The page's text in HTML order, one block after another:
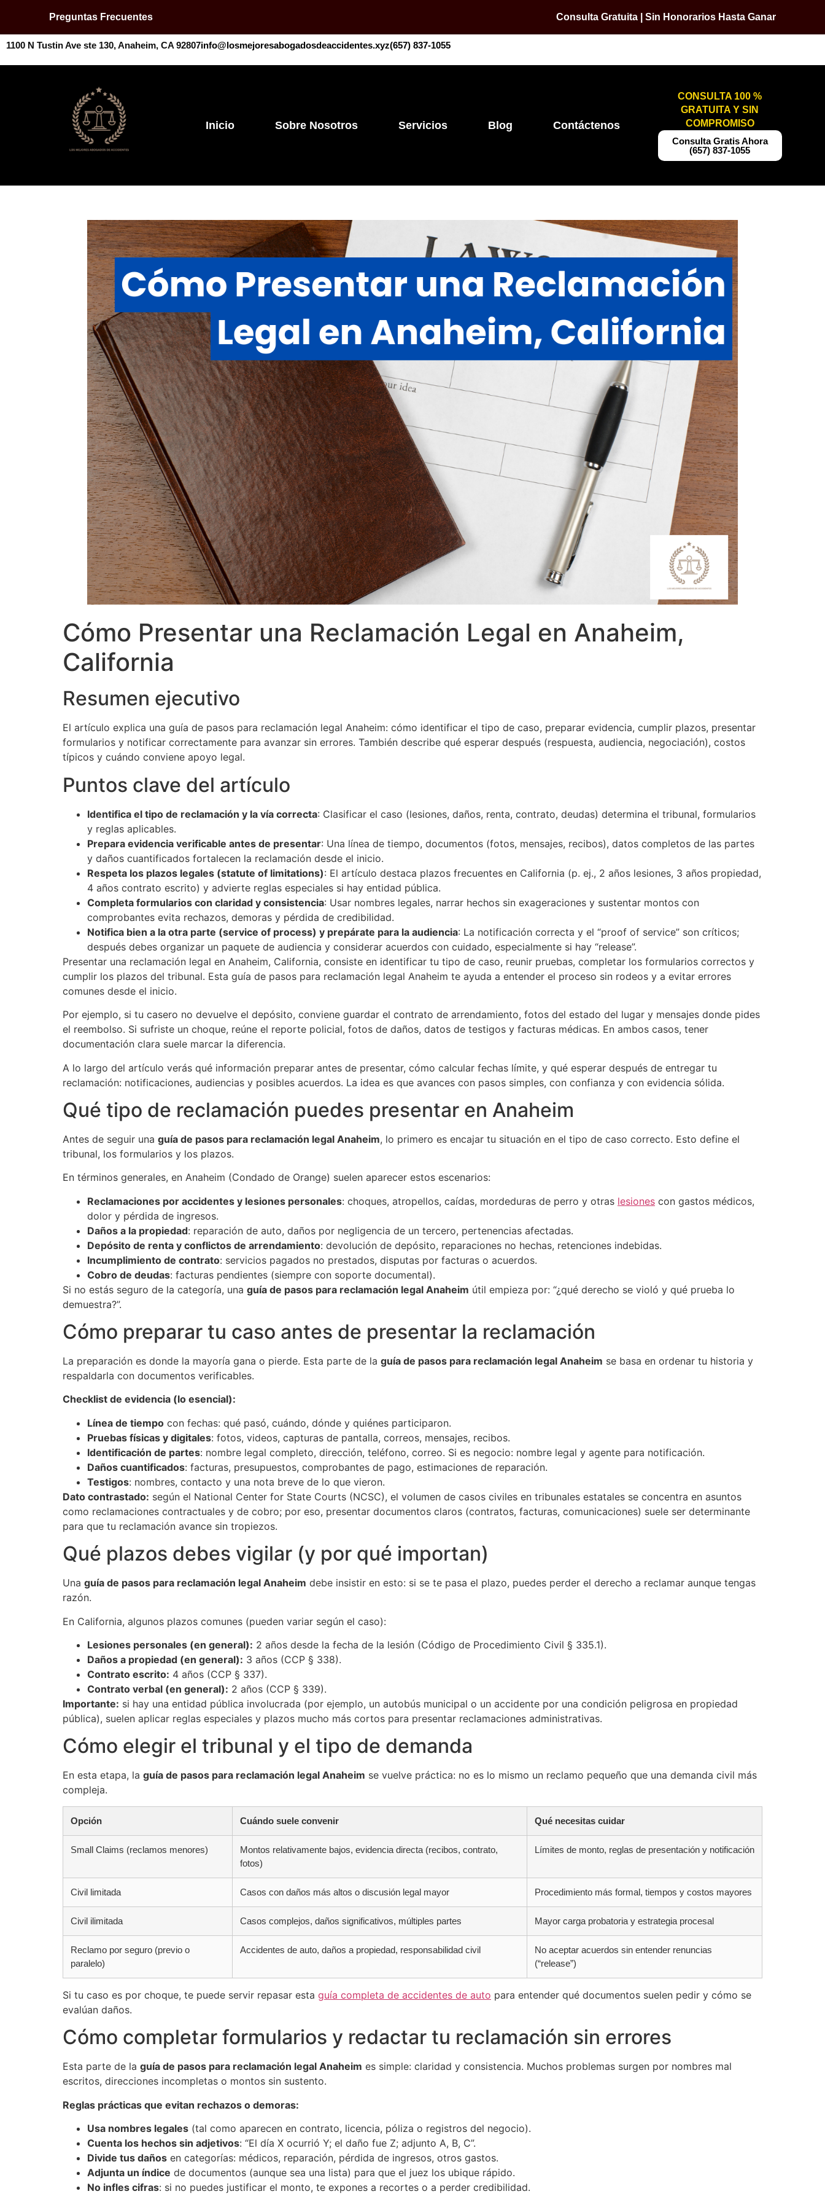
Preguntas Frecuentes Consulta Gratuita | Sin Honorarios Hasta Ganar
1100 N Tustin Ave ste 130, Anaheim, CA 92807info@losmejoresabogadosdeaccidentes.xyz​​(657) 837-1055
CONSULTA 100 %
GRATUITA Y SIN
COMPROMISO
​​Consulta Gratis Ahora
(657) 837-1055
Inicio Sobre Nosotros Servicios Blog Contáctenos
Cómo Presentar una Reclamación Legal en Anaheim,
California
Resumen ejecutivo
El artículo explica una guía de pasos para reclamación legal Anaheim: cómo identificar el tipo de caso, preparar evidencia, cumplir plazos, presentar
formularios y notificar correctamente para avanzar sin errores. También describe qué esperar después (respuesta, audiencia, negociación), costos
típicos y cuándo conviene apoyo legal.
Puntos clave del artículo
Identifica el tipo de reclamación y la vía correcta: Clasificar el caso (lesiones, daños, renta, contrato, deudas) determina el tribunal, formularios
y reglas aplicables.
Prepara evidencia verificable antes de presentar: Una línea de tiempo, documentos (fotos, mensajes, recibos), datos completos de las partes
y daños cuantificados fortalecen la reclamación desde el inicio.
Respeta los plazos legales (statute of limitations): El artículo destaca plazos frecuentes en California (p. ej., 2 años lesiones, 3 años propiedad,
4 años contrato escrito) y advierte reglas especiales si hay entidad pública.
Completa formularios con claridad y consistencia: Usar nombres legales, narrar hechos sin exageraciones y sustentar montos con
comprobantes evita rechazos, demoras y pérdida de credibilidad.
Notifica bien a la otra parte (service of process) y prepárate para la audiencia: La notificación correcta y el “proof of service” son críticos;
después debes organizar un paquete de audiencia y considerar acuerdos con cuidado, especialmente si hay “release”.
Presentar una reclamación legal en Anaheim, California, consiste en identificar tu tipo de caso, reunir pruebas, completar los formularios correctos y
cumplir los plazos del tribunal. Esta guía de pasos para reclamación legal Anaheim te ayuda a entender el proceso sin rodeos y a evitar errores
comunes desde el inicio.
Por ejemplo, si tu casero no devuelve el depósito, conviene guardar el contrato de arrendamiento, fotos del estado del lugar y mensajes donde pides
el reembolso. Si sufriste un choque, reúne el reporte policial, fotos de daños, datos de testigos y facturas médicas. En ambos casos, tener
documentación clara suele marcar la diferencia.
A lo largo del artículo verás qué información preparar antes de presentar, cómo calcular fechas límite, y qué esperar después de entregar tu
reclamación: notificaciones, audiencias y posibles acuerdos. La idea es que avances con pasos simples, con confianza y con evidencia sólida.
Qué tipo de reclamación puedes presentar en Anaheim
Antes de seguir una guía de pasos para reclamación legal Anaheim, lo primero es encajar tu situación en el tipo de caso correcto. Esto define el
tribunal, los formularios y los plazos.
En términos generales, en Anaheim (Condado de Orange) suelen aparecer estos escenarios:
Reclamaciones por accidentes y lesiones personales: choques, atropellos, caídas, mordeduras de perro y otras lesiones con gastos médicos,
dolor y pérdida de ingresos.
Daños a la propiedad: reparación de auto, daños por negligencia de un tercero, pertenencias afectadas.
Depósito de renta y conflictos de arrendamiento: devolución de depósito, reparaciones no hechas, retenciones indebidas.
Incumplimiento de contrato: servicios pagados no prestados, disputas por facturas o acuerdos.
Cobro de deudas: facturas pendientes (siempre con soporte documental).
Si no estás seguro de la categoría, una guía de pasos para reclamación legal Anaheim útil empieza por: “¿qué derecho se violó y qué prueba lo
demuestra?”.
Cómo preparar tu caso antes de presentar la reclamación
La preparación es donde la mayoría gana o pierde. Esta parte de la guía de pasos para reclamación legal Anaheim se basa en ordenar tu historia y
respaldarla con documentos verificables.
Checklist de evidencia (lo esencial):
Línea de tiempo con fechas: qué pasó, cuándo, dónde y quiénes participaron.
Pruebas físicas y digitales: fotos, videos, capturas de pantalla, correos, mensajes, recibos.
Identificación de partes: nombre legal completo, dirección, teléfono, correo. Si es negocio: nombre legal y agente para notificación.
Daños cuantificados: facturas, presupuestos, comprobantes de pago, estimaciones de reparación.
Testigos: nombres, contacto y una nota breve de lo que vieron.
Dato contrastado: según el National Center for State Courts (NCSC), el volumen de casos civiles en tribunales estatales se concentra en asuntos
como reclamaciones contractuales y de cobro; por eso, presentar documentos claros (contratos, facturas, comunicaciones) suele ser determinante
para que tu reclamación avance sin tropiezos.
Qué plazos debes vigilar (y por qué importan)
Una guía de pasos para reclamación legal Anaheim debe insistir en esto: si se te pasa el plazo, puedes perder el derecho a reclamar aunque tengas
razón.
En California, algunos plazos comunes (pueden variar según el caso):
Lesiones personales (en general): 2 años desde la fecha de la lesión (Código de Procedimiento Civil § 335.1).
Daños a propiedad (en general): 3 años (CCP § 338).
Contrato escrito: 4 años (CCP § 337).
Contrato verbal (en general): 2 años (CCP § 339).
Importante: si hay una entidad pública involucrada (por ejemplo, un autobús municipal o un accidente por una condición peligrosa en propiedad
pública), suelen aplicar reglas especiales y plazos mucho más cortos para presentar reclamaciones administrativas.
Cómo elegir el tribunal y el tipo de demanda
En esta etapa, la guía de pasos para reclamación legal Anaheim se vuelve práctica: no es lo mismo un reclamo pequeño que una demanda civil más
compleja.
Opción Cuándo suele convenir Qué necesitas cuidar
Small Claims (reclamos menores)
Montos relativamente bajos, evidencia directa (recibos, contrato,
fotos)
Límites de monto, reglas de presentación y notificación
Civil limitada Casos con daños más altos o discusión legal mayor Procedimiento más formal, tiempos y costos mayores
Civil ilimitada Casos complejos, daños significativos, múltiples partes Mayor carga probatoria y estrategia procesal
Reclamo por seguro (previo o
paralelo)
Accidentes de auto, daños a propiedad, responsabilidad civil
No aceptar acuerdos sin entender renuncias
(“release”)
Si tu caso es por choque, te puede servir repasar esta guía completa de accidentes de auto para entender qué documentos suelen pedir y cómo se
evalúan daños.
Cómo completar formularios y redactar tu reclamación sin errores
Esta parte de la guía de pasos para reclamación legal Anaheim es simple: claridad y consistencia. Muchos problemas surgen por nombres mal
escritos, direcciones incompletas o montos sin sustento.
Reglas prácticas que evitan rechazos o demoras:
Usa nombres legales (tal como aparecen en contrato, licencia, póliza o registros del negocio).
Cuenta los hechos sin adjetivos: “El día X ocurrió Y; el daño fue Z; adjunto A, B, C”.
Divide tus daños en categorías: médicos, reparación, pérdida de ingresos, otros gastos.
Adjunta un índice de documentos (aunque sea una lista) para que el juez los ubique rápido.
No infles cifras: si no puedes justificar el monto, te expones a recortes o a perder credibilidad.